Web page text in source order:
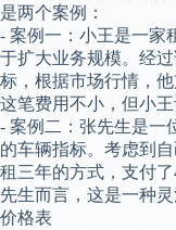
是两个案例：
- 案例一：小王是一家
于扩大业务规模。经
标，根据市场行情，
这笔费用不小，但小
- 案例二：张先生是一
的车辆指标。考虑到
租三年的方式，支付
先生而言，这是一种
价格表